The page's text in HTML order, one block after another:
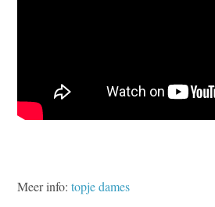
Meer info:topje dames